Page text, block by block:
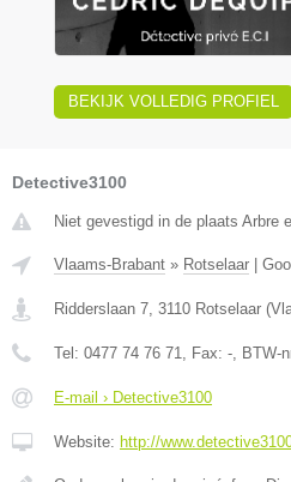
BEKIJK VOLLEDIG PROFIEL
Detective3100
Niet gevestigd in de plaats Arbre
Vlaams-Brabant » Rotselaar
Ridderslaan 7, 3110 Rotselaar (
Tel: 0477 74 76 71, Fax: -, BTW-
E-mail › Detective3100
Website: http://